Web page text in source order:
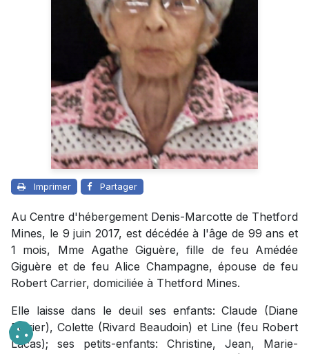
Imprimer Partager
Au Centre d'hébergement Denis-Marcotte de Thetford
Mines, le 9 juin 2017, est décédée à l'âge de 99 ans et
1 mois, Mme Agathe Giguère, fille de feu Amédée
Giguère et de feu Alice Champagne, épouse de feu
Robert Carrier, domiciliée à Thetford Mines.
Elle laisse dans le deuil ses enfants: Claude (Diane
Poirier), Colette (Rivard Beaudoin) et Line (feu Robert
Lacas); ses petits-enfants: Christine, Jean, Marie-